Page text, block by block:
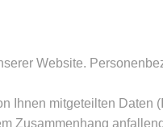
Website.
Ihnen mitgeteilten Daten
Zusammenhang